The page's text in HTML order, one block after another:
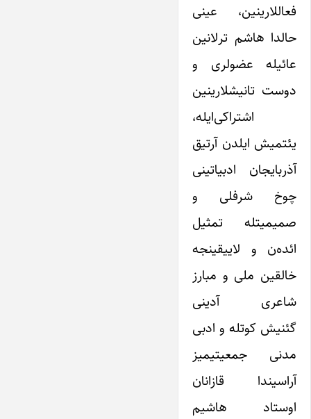
فعاللارینین، عینی
حالدا هاشم ترلانین
عائیله عضولری و
دوست تانیشلارینین
‌ اشتراکی‌ایله،
یئتمیش ایلدن آرتیق
آذربایجان ادبیاتینی
چوخ شرفلی و
صمیمیتله تمثیل
ائده‌ن و لاییقینجه
خالقین ملی و مبارز
شاعری آدینی
گئنیش کوتله و ادبی
مدنی جمعیتیمیز
آراسیندا قازانان
اوستاد هاشیم